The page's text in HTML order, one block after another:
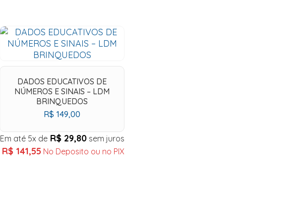
DADOS EDUCATIVOS DE
NÚMEROS E SINAIS – LDM
BRINQUEDOS
R$ 149,00
Em até 5x de R$ 29,80 sem juros
R$ 141,55 No Deposito ou no PIX